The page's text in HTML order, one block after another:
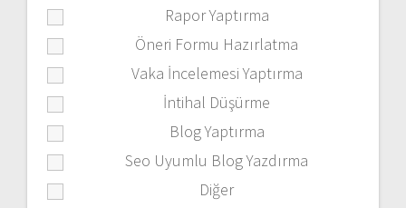
Rapor Yaptırma
Öneri Formu Hazırlatma
Vaka İncelemesi Yaptırma
İntihal Düşürme
Blog Yaptırma
Seo Uyumlu Blog Yazdırma
Diğer